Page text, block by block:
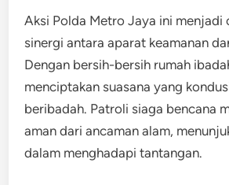
Aksi Polda Metro Jaya ini menjadi
sinergi antara aparat keamanan
Dengan bersih-bersih rumah
menciptakan suasana yang
beribadah. Patroli siaga bencana
aman dari ancaman alam,
dalam menghadapi tantangan.